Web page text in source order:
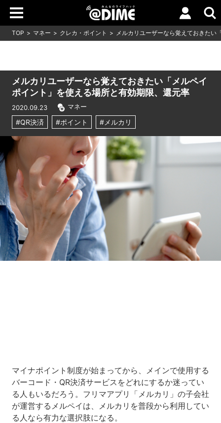
TOP マネー クレカ・ポイント メルカリユーザーなら覚えておきたい
メルカリユーザーなら覚えておきたい「メルペイ
ポイント」を使える場所と有効期限、還元率
2020.09.23 マネー
#QR決済 #ポイント #メルカリ
マイナポイント制度が始まってから、メインで使用する
バーコード・QR決済サービスをどれにするか迷ってい
る人もいるだろう。フリマアプリ「メルカリ」の子会社
が運営するメルペイは、メルカリを普段から利用してい
る人なら有力な選択肢になる。